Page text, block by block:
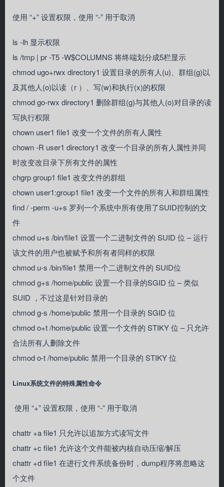
使用 “+” 设置权限，使用 “-” 用于取消
ls -lh 显示权限
ls /tmp | pr -T5 -W$COLUMNS 将终端划分成5栏显示
chmod ugo+rwx directory1 设置目录的所有人(u)、群组(g)以
及其他人(o)以读（r ）、写(w)和执行(x)的权限
chmod go-rwx directory1 删除群组(g)与其他人(o)对目录的读
写执行权限
chown user1 file1 改变一个文件的所有人属性
chown -R user1 directory1 改变一个目录的所有人属性并同
时改变改目录下所有文件的属性
chgrp group1 file1 改变文件的群组
chown user1:group1 file1 改变一个文件的所有人和群组属性
find / -perm -u+s 罗列一个系统中所有使用了SUID控制的文
件
chmod u+s /bin/file1 设置一个二进制文件的 SUID 位 – 运行
该文件的用户也被赋予和所有者同样的权限
chmod u-s /bin/file1 禁用一个二进制文件的 SUID位
chmod g+s /home/public 设置一个目录的SGID 位 – 类似
SUID ，不过这是针对目录的
chmod g-s /home/public 禁用一个目录的 SGID 位
chmod o+t /home/public 设置一个文件的 STIKY 位 – 只允许
合法所有人删除文件
chmod o-t /home/public 禁用一个目录的 STIKY 位
Linux系统文件的特殊属性命令
使用 “+” 设置权限，使用 “-” 用于取消
chattr +a file1 只允许以追加方式读写文件
chattr +c file1 允许这个文件能被内核自动压缩/解压
chattr +d file1 在进行文件系统备份时，dump程序将忽略这
个文件